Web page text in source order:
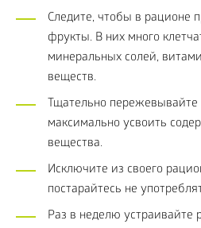
Следите, чтобы в рационе
фрукты. В них много
минеральных солей,
веществ.
Тщательно
максимально усвоить
вещества.
Исключите из своего
постарайтесь не
Раз в неделю устраивайте